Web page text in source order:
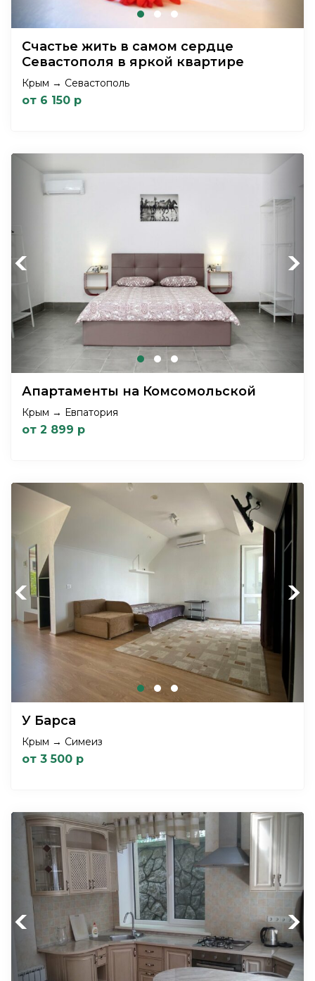
Счастье жить в самом сердце
Севастополя в яркой квартире
Крым → Севастополь
от 6 150 р
Previous Next
Апартаменты на Комсомольской
Крым → Евпатория
от 2 899 р
Previous Next
У Барса
Крым → Симеиз
от 3 500 р
Previous Next